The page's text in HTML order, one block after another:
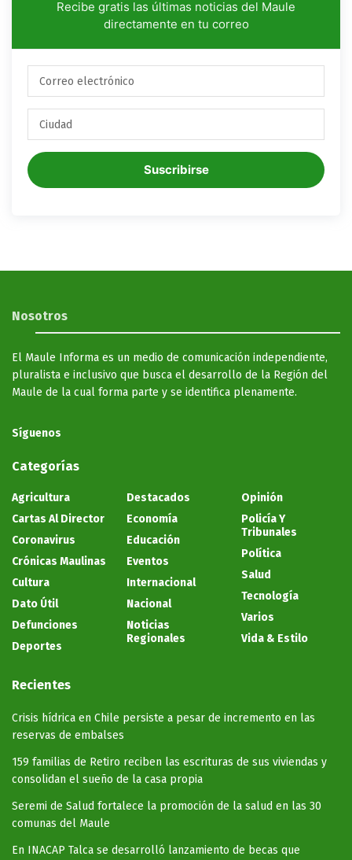
Recibe gratis las últimas noticias del Maule
directamente en tu correo
Suscribirse
Nosotros
El Maule Informa es un medio de comunicación independiente,
pluralista e inclusivo que busca el desarrollo de la Región del
Maule de la cual forma parte y se identifica plenamente.
Síguenos
Categorías
Agricultura
Cartas Al Director
Coronavirus
Crónicas Maulinas
Cultura
Dato Útil
Defunciones
Deportes
Destacados
Economía
Educación
Eventos
Internacional
Nacional
Noticias
Regionales
Opinión
Policía Y
Tribunales
Política
Salud
Tecnología
Varios
Vida & Estilo
Recientes
Crisis hídrica en Chile persiste a pesar de incremento en las
reservas de embalses
159 familias de Retiro reciben las escrituras de sus viviendas y
consolidan el sueño de la casa propia
Seremi de Salud fortalece la promoción de la salud en las 30
comunas del Maule
En INACAP Talca se desarrolló lanzamiento de becas que